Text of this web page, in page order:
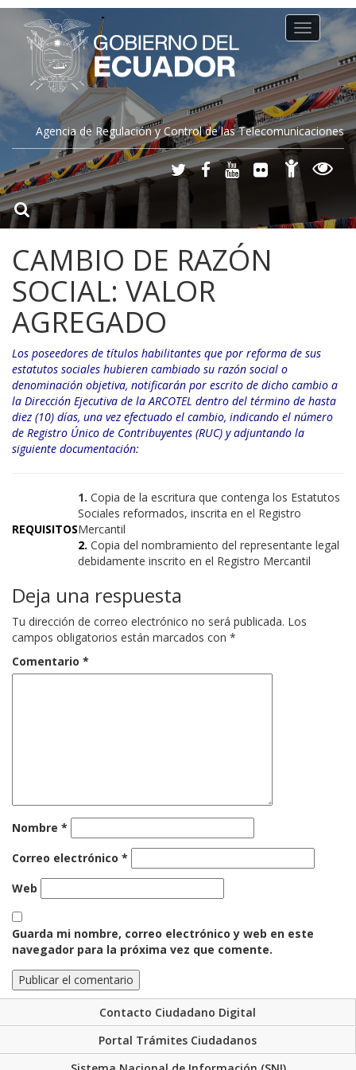
Agencia de Regulación y Control de las Telecomunicaciones
Toggle
navigation
CAMBIO DE RAZÓN
SOCIAL: VALOR
AGREGADO
Los poseedores de títulos habilitantes que por reforma de sus
estatutos sociales hubieren cambiado su razón social o
denominación objetiva, notificarán por escrito de dicho cambio a
la Dirección Ejecutiva de la ARCOTEL dentro del término de hasta
diez (10) días, una vez efectuado el cambio, indicando el número
de Registro Único de Contribuyentes (RUC) y adjuntando la
siguiente documentación:
REQUISITOS
1. Copia de la escritura que contenga los Estatutos
Sociales reformados, inscrita en el Registro
Mercantil
2. Copia del nombramiento del representante legal
debidamente inscrito en el Registro Mercantil
Deja una respuesta
Tu dirección de correo electrónico no será publicada. Los
campos obligatorios están marcados con *
Comentario *
Nombre *
Correo electrónico *
Web
Guarda mi nombre, correo electrónico y web en este
navegador para la próxima vez que comente.
Contacto Ciudadano Digital
Portal Trámites Ciudadanos